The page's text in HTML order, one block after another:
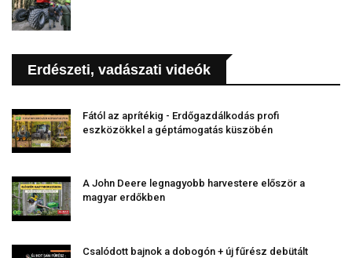
Erdészeti, vadászati videók
Fától az aprítékig - Erdőgazdálkodás profi
eszközökkel a géptámogatás küszöbén
A John Deere legnagyobb harvestere először a
magyar erdőkben
Csalódott bajnok a dobogón + új fűrész debütált